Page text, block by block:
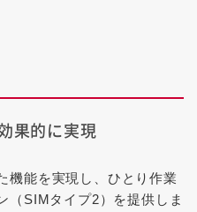
果的に実現
機能を実現し、ひとり作業
（SIMタイプ2）を提供しま